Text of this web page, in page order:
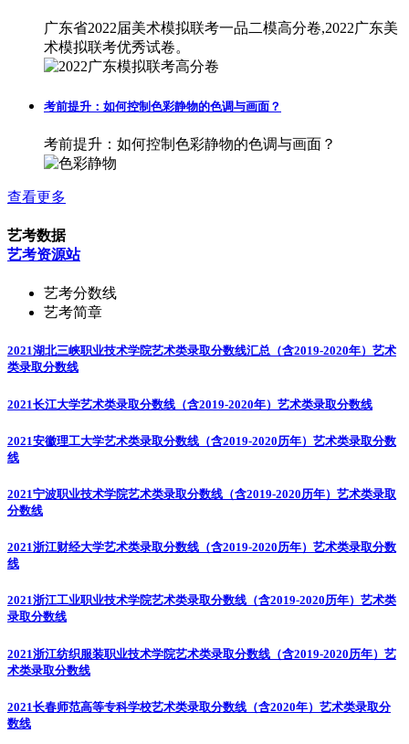
广东省2022届美术模拟联考一品二模高分卷,2022广东美
术模拟联考优秀试卷。
考前提升：如何控制色彩静物的色调与画面？
考前提升：如何控制色彩静物的色调与画面？
查看更多
艺考数据
艺考资源站
艺考分数线
艺考简章
2021湖北三峡职业技术学院艺术类录取分数线汇总（含2019-2020年） 艺术
类录取分数线
2021长江大学艺术类录取分数线（含2019-2020年） 艺术类录取分数线
2021安徽理工大学艺术类录取分数线（含2019-2020历年） 艺术类录取分数
线
2021宁波职业技术学院艺术类录取分数线（含2019-2020历年） 艺术类录取
分数线
2021浙江财经大学艺术类录取分数线（含2019-2020历年） 艺术类录取分数
线
2021浙江工业职业技术学院艺术类录取分数线（含2019-2020历年） 艺术类
录取分数线
2021浙江纺织服装职业技术学院艺术类录取分数线（含2019-2020历年） 艺
术类录取分数线
2021长春师范高等专科学校艺术类录取分数线（含2020年） 艺术类录取分
数线